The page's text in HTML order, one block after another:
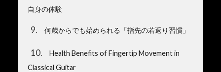
自身の体験
9 何歳からでも始められる「指先の若返り習慣」
10
Health Benefits of Fingertip Movement in
Classical Guitar